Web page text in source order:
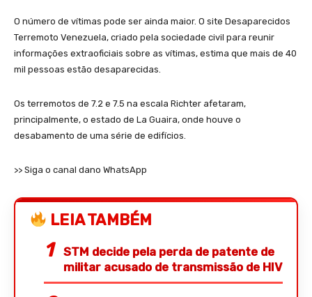
O número de vítimas pode ser ainda maior. O site Desaparecidos
Terremoto Venezuela, criado pela sociedade civil para reunir
informações extraoficiais sobre as vítimas, estima que mais de 40
mil pessoas estão desaparecidas.
Os terremotos de 7.2 e 7.5 na escala Richter afetaram,
principalmente, o estado de La Guaira, onde houve o
desabamento de uma série de edifícios.
>> Siga o canal dano WhatsApp
LEIA TAMBÉM
STM decide pela perda de patente de
militar acusado de transmissão de HIV